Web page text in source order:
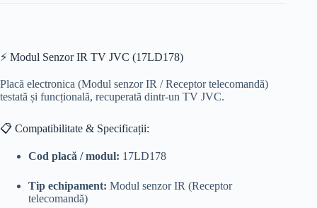
⚡ Modul Senzor IR TV JVC (17LD178)
Placă electronica (Modul senzor IR / Receptor telecomandă)
testată și funcțională, recuperată dintr-un TV JVC.
📋 Compatibilitate & Specificații:
Cod placă / modul: 17LD178
Tip echipament: Modul senzor IR (Receptor
telecomandă)